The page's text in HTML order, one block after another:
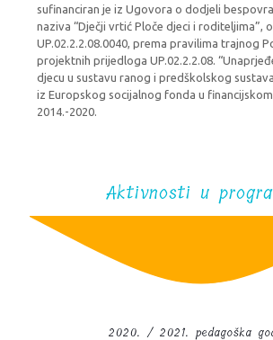
sufinanciran je iz Ugovora o dodjeli
naziva “Dječji vrtić Ploče djeci i roditeljima”,
UP.02.2.2.08.0040, prema pravilima trajnog
projektnih prijedloga UP.02.2.2.08.
djecu u sustavu ranog i predškolskog
iz Europskog socijalnog fonda u
2014.-2020.
Aktivnosti u
2020. / 2021. pedagoška